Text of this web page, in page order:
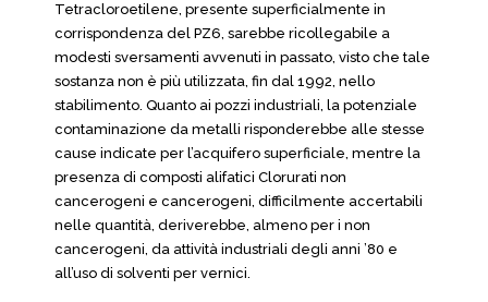
Tetracloroetilene, presente superficialmente in
corrispondenza del PZ6, sarebbe ricollegabile a
modesti sversamenti avvenuti in passato, visto che tale
sostanza non è più utilizzata, fin dal 1992, nello
stabilimento. Quanto ai pozzi industriali, la potenziale
contaminazione da metalli risponderebbe alle stesse
cause indicate per l’acquifero superficiale, mentre la
presenza di composti alifatici Clorurati non
cancerogeni e cancerogeni, difficilmente accertabili
nelle quantità, deriverebbe, almeno per i non
cancerogeni, da attività industriali degli anni ’80 e
all’uso di solventi per vernici.